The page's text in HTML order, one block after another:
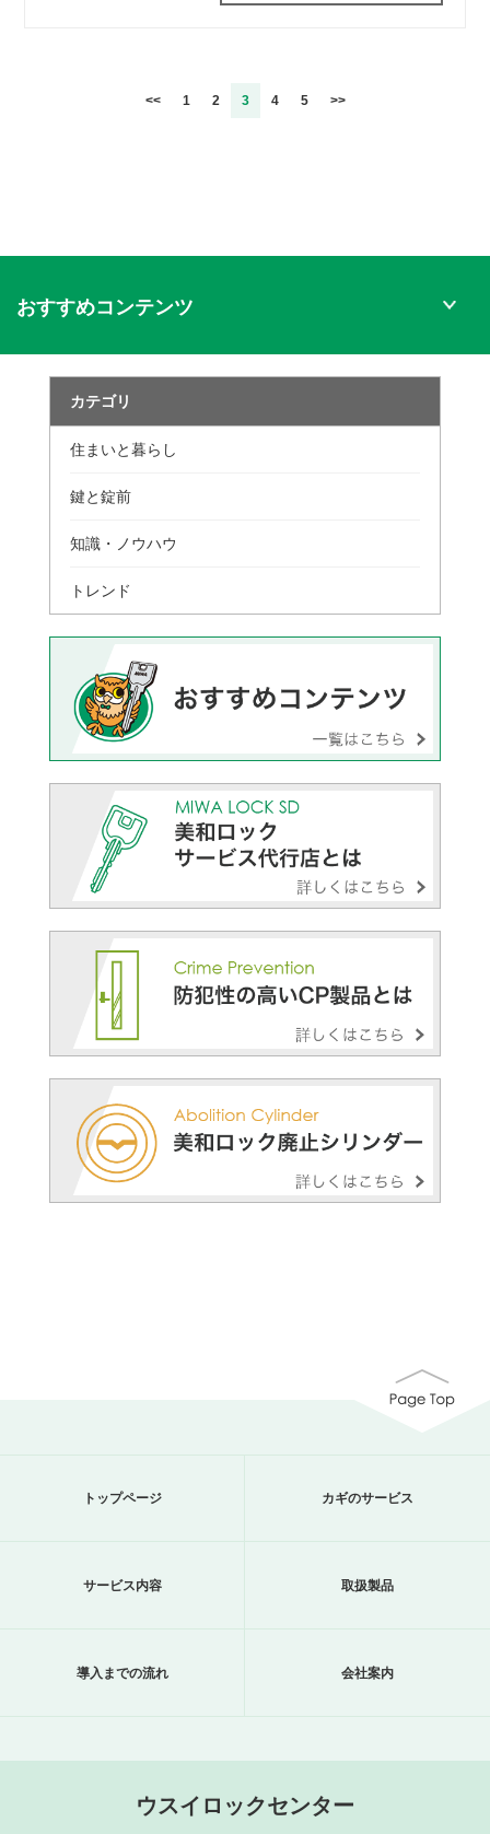
<< 1 2 3 4 5 >>
おすすめコンテンツ
カテゴリ
住まいと暮らし
鍵と錠前
知識・ノウハウ
トレンド
トップページ カギのサービス
サービス内容 取扱製品
導入までの流れ 会社案内
ウスイロックセンター